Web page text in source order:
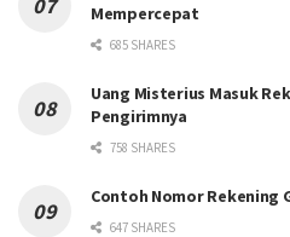
Mempercepat
685 SHARES
Uang Misterius Masuk
Pengirimnya
758 SHARES
Contoh Nomor Rekening
647 SHARES